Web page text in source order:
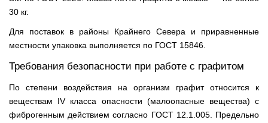
30 кг.
Для поставок в районы Крайнего Севера и приравненные
местности упаковка выполняется по ГОСТ 15846.
Требования безопасности при работе с графитом
По степени воздействия на организм графит относится к
веществам IV класса опасности (малоопасные вещества) с
фиброгенным действием согласно ГОСТ 12.1.005. Предельно